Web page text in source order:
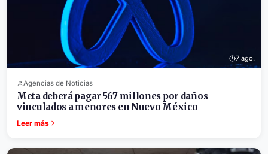
7 ago.
Agencias de Noticias
Meta deberá pagar 567 millones por daños
vinculados a menores en Nuevo México
Leer más